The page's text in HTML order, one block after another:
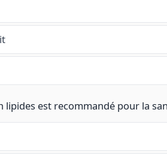
lipides est recommandé pour la